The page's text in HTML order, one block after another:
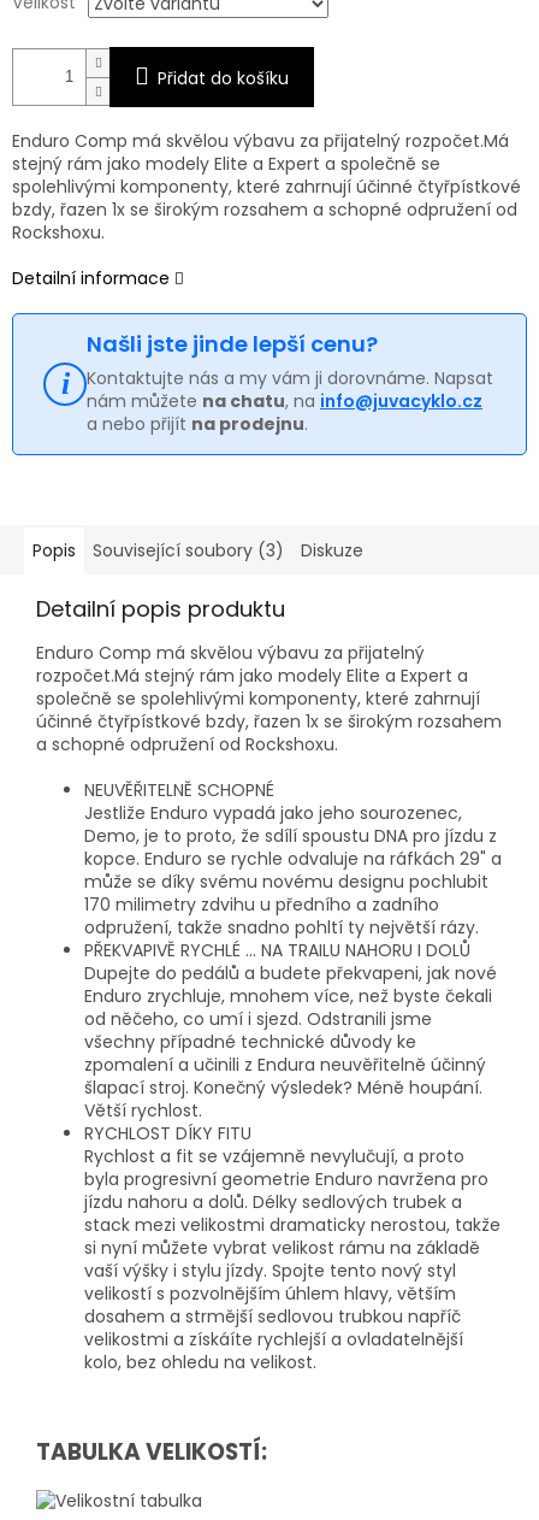
Přidat do košíku
Enduro Comp má skvělou výbavu za přijatelný rozpočet.Má
stejný rám jako modely Elite a Expert a společně se
spolehlivými komponenty, které zahrnují účinné čtyřpístkové
bzdy, řazen 1x se širokým rozsahem a schopné odpružení od
Rockshoxu.
Detailní informace
Našli jste jinde lepší cenu?
Kontaktujte nás a my vám ji dorovnáme. Napsat
nám můžete na chatu, na info@juvacyklo.cz
a nebo přijít na prodejnu.
Popis Související soubory (3) Diskuze
Detailní popis produktu
Enduro Comp má skvělou výbavu za přijatelný
rozpočet.Má stejný rám jako modely Elite a Expert a
společně se spolehlivými komponenty, které zahrnují
účinné čtyřpístkové bzdy, řazen 1x se širokým rozsahem
a schopné odpružení od Rockshoxu.
NEUVĚŘITELNĚ SCHOPNÉ
Jestliže Enduro vypadá jako jeho sourozenec,
Demo, je to proto, že sdílí spoustu DNA pro jízdu z
kopce. Enduro se rychle odvaluje na ráfkách 29" a
může se díky svému novému designu pochlubit
170 milimetry zdvihu u předního a zadního
odpružení, takže snadno pohltí ty největší rázy.
PŘEKVAPIVĚ RYCHLÉ ... NA TRAILU NAHORU I DOLŮ
Dupejte do pedálů a budete překvapeni, jak nové
Enduro zrychluje, mnohem více, než byste čekali
od něčeho, co umí i sjezd. Odstranili jsme
všechny případné technické důvody ke
zpomalení a učinili z Endura neuvěřitelně účinný
šlapací stroj. Konečný výsledek? Méně houpání.
Větší rychlost.
RYCHLOST DÍKY FITU
Rychlost a fit se vzájemně nevylučují, a proto
byla progresivní geometrie Enduro navržena pro
jízdu nahoru a dolů. Délky sedlových trubek a
stack mezi velikostmi dramaticky nerostou, takže
si nyní můžete vybrat velikost rámu na základě
vaší výšky i stylu jízdy. Spojte tento nový styl
velikostí s pozvolnějším úhlem hlavy, větším
dosahem a strmější sedlovou trubkou napříč
velikostmi a získáíte rychlejší a ovladatelnější
kolo, bez ohledu na velikost.
TABULKA VELIKOSTÍ: